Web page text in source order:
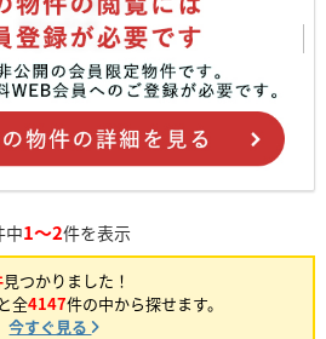
中1～2件を表示
見つかりました！
全4147件の中から探せます。
今すぐ見る